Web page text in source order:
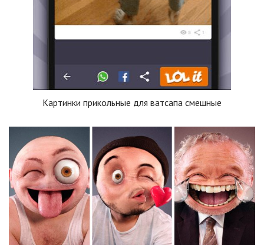
Картинки прикольные для ватсапа смешные